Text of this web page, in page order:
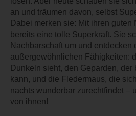
an und träumen davon, selbst
Dabei merken sie: Mit ihren guten
bereits eine tolle Superkraft. Sie
Nachbarschaft um und entdecken
außergewöhnlichen Fähigkeiten:
Dunkeln sieht, den Geparden,
kann, und die Fledermaus, die
nachts wunderbar zurechtfindet –
von ihnen!